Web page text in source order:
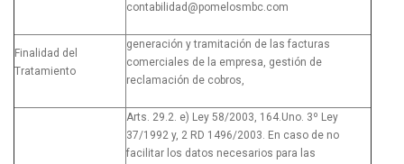
contabilidad@pomelosmbc.com
Finalidad del
Tratamiento
generación y tramitación de las facturas
comerciales de la empresa, gestión de
reclamación de cobros,
Arts. 29.2. e) Ley 58/2003, 164.Uno. 3º Ley
37/1992 y, 2 RD 1496/2003. En caso de no
facilitar los datos necesarios para las